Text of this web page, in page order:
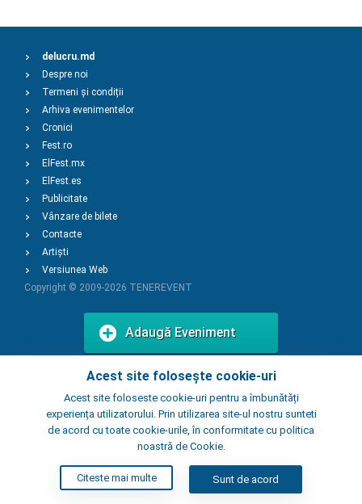
Acest site folosește cookie-uri
Acest site foloseste cookie-uri pentru a îmbunătăți
experiența utilizatorului. Prin utilizarea site-ul nostru sunteti
de acord cu toate cookie-urile, în conformitate cu politica
noastră de Cookie.
Citeste mai multe Sunt de acord
delucru.md
Despre noi
Termeni și condiții
Arhiva evenimentelor
Cronici
Fest.ro
ElFest.mx
ElFest.es
Publicitate
Vânzare de bilete
Contacte
Artiști
Versiunea Web
Copyright © 2009-2026 TENEREVENT
Adaugă Eveniment
Adaugă Local